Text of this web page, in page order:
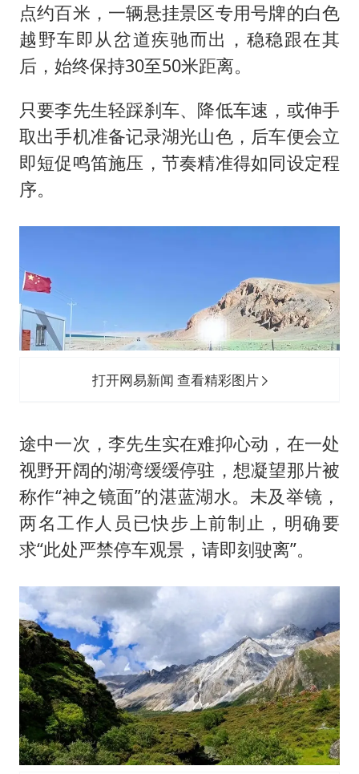
点约百米，一辆悬挂景区专用号牌的白色
越野车即从岔道疾驰而出，稳稳跟在其
后，始终保持30至50米距离。
只要李先生轻踩刹车、降低车速，或伸手
取出手机准备记录湖光山色，后车便会立
即短促鸣笛施压，节奏精准得如同设定程
序。
打开网易新闻 查看精彩图片
途中一次，李先生实在难抑心动，在一处
视野开阔的湖湾缓缓停驻，想凝望那片被
称作“神之镜面”的湛蓝湖水。未及举镜，
两名工作人员已快步上前制止，明确要
求“此处严禁停车观景，请即刻驶离”。